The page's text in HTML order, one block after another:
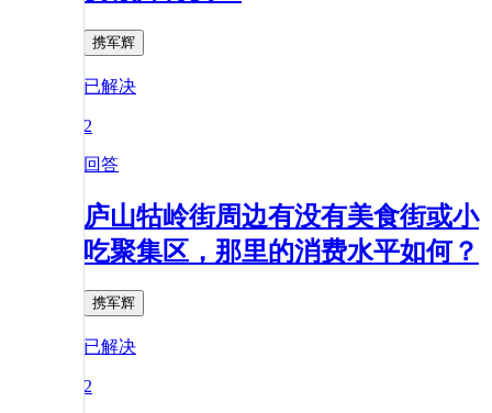
携军辉
已解决
2
回答
庐山牯岭街周边有没有美食街或小
吃聚集区，那里的消费水平如何？
携军辉
已解决
2